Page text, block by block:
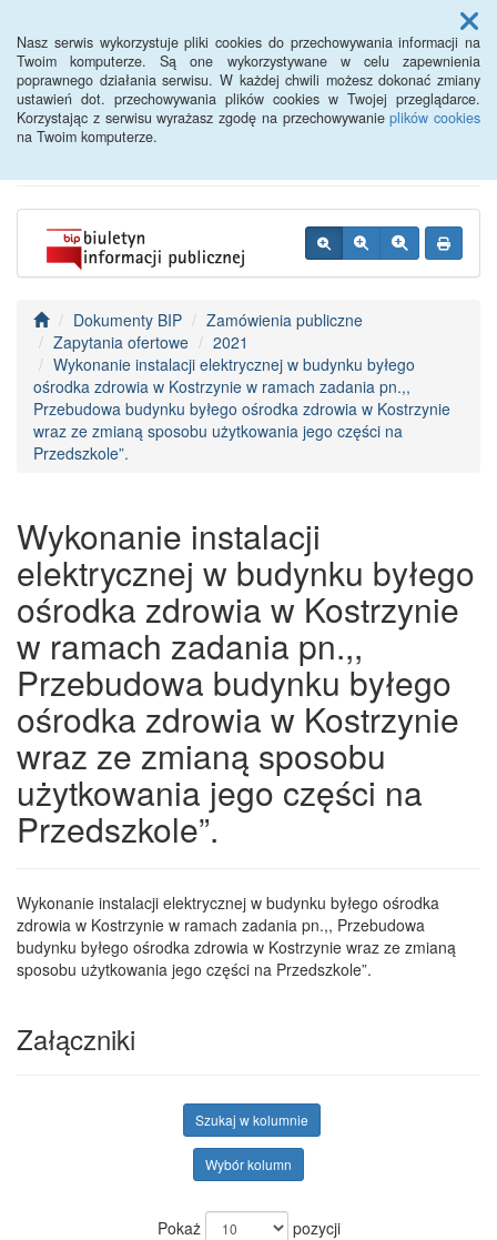
Nasz serwis wykorzystuje pliki cookies do przechowywania informacji na
Twoim komputerze. Są one wykorzystywane w celu zapewnienia
poprawnego działania serwisu. W każdej chwili możesz dokonać zmiany
ustawień dot. przechowywania plików cookies w Twojej przeglądarce.
Korzystając z serwisu wyrażasz zgodę na przechowywanieplików cookies
na Twoim komputerze.
Menu
BIP - Urząd Miejski
Wyśmierzyce
Dokumenty BIP
Zamówienia publiczne
Zapytania ofertowe
2021
Wykonanie instalacji elektrycznej w budynku byłego
ośrodka zdrowia w Kostrzynie w ramach zadania pn.,,
Przebudowa budynku byłego ośrodka zdrowia w Kostrzynie
wraz ze zmianą sposobu użytkowania jego części na
Przedszkole”.
Wykonanie instalacji
elektrycznej w budynku byłego
ośrodka zdrowia w Kostrzynie
w ramach zadania pn.,,
Przebudowa budynku byłego
ośrodka zdrowia w Kostrzynie
wraz ze zmianą sposobu
użytkowania jego części na
Przedszkole”.
Wykonanie instalacji elektrycznej w budynku byłego ośrodka
zdrowia w Kostrzynie w ramach zadania pn.,, Przebudowa
budynku byłego ośrodka zdrowia w Kostrzynie wraz ze zmianą
sposobu użytkowania jego części na Przedszkole”.
Załączniki
Szukaj w kolumnie
Wybór kolumn
Pokaż
pozycji